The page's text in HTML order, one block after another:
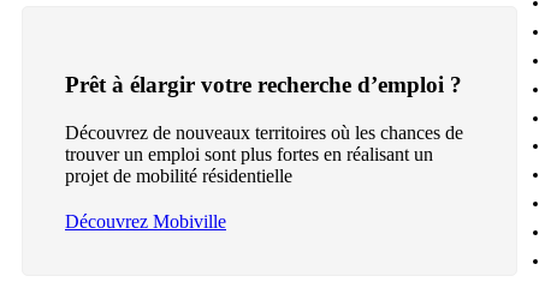
Prêt à élargir votre recherche d’emploi ?
Découvrez de nouveaux territoires où les chances de
trouver un emploi sont plus fortes en réalisant un
projet de mobilité résidentielle
Découvrez Mobiville